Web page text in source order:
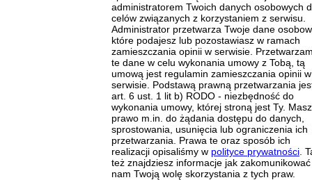
administratorem Twoich danych osobowych
celów związanych z korzystaniem z serwisu.
Administrator przetwarza Twoje dane
które podajesz lub pozostawiasz w ramach
zamieszczania opinii w serwisie.
te dane w celu wykonania umowy z Tobą, tą
umową jest regulamin zamieszczania opinii w
serwisie. Podstawą prawną przetwarzania
art. 6 ust. 1 lit b) RODO - niezbędność do
wykonania umowy, której stroną jest Ty. Masz
prawo m.in. do żądania dostępu do danych,
sprostowania, usunięcia lub ograniczenia ich
przetwarzania. Prawa te oraz sposób ich
realizacji opisaliśmy w polityce prywatności .
też znajdziesz informacje jak zakomunikować
nam Twoją wolę skorzystania z tych praw.